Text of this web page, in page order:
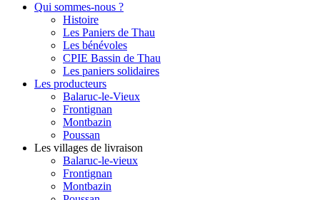
Qui sommes-nous ?
Histoire
Les Paniers de Thau
Les bénévoles
CPIE Bassin de Thau
Les paniers solidaires
Les producteurs
Balaruc-le-Vieux
Frontignan
Montbazin
Poussan
Les villages de livraison
Balaruc-le-vieux
Frontignan
Montbazin